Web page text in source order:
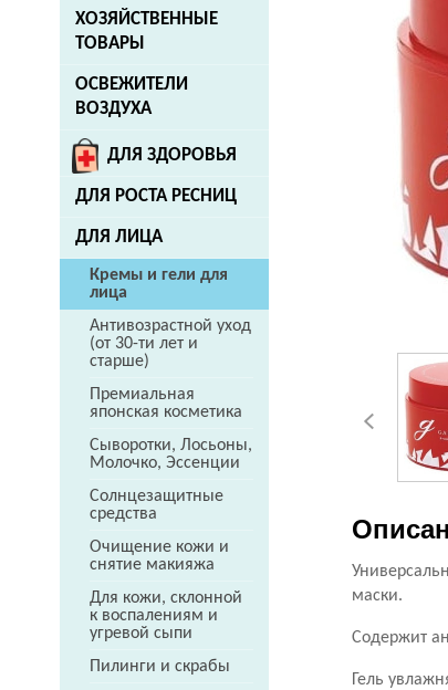
ХОЗЯЙСТВЕННЫЕ
ТОВАРЫ
ОСВЕЖИТЕЛИ
ВОЗДУХА
ДЛЯ ЗДОРОВЬЯ
ДЛЯ РОСТА РЕСНИЦ
ДЛЯ ЛИЦА
Кремы и гели для
лица
Антивозрастной уход
(от 30-ти лет и
старше)
Премиальная
японская косметика
Сыворотки, Лосьоны,
Молочко, Эссенции
Солнцезащитные
средства
Очищение кожи и
снятие макияжа
Для кожи, склонной
к воспалениям и
угревой сыпи
Пилинги и скрабы
маски.
Содержит
Гель